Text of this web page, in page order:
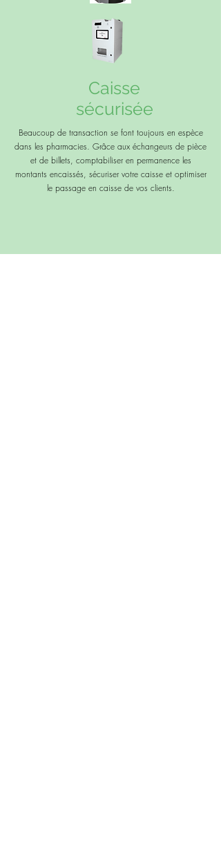
Caisse
sécurisée
Beaucoup de transaction se font toujours en espèce
dans les pharmacies. Grâce aux échangeurs de pièce
et de billets, comptabiliser en permanence les
montants encaissés, sécuriser votre caisse et optimiser
le passage en caisse de vos clients.